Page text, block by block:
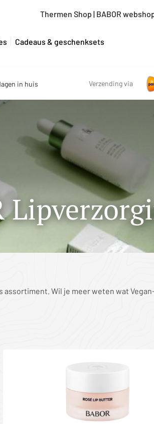
Thermen Shop | BABOR
Cadeaus & geschenksets
in huis Verzending via
Wil je meer weten wat